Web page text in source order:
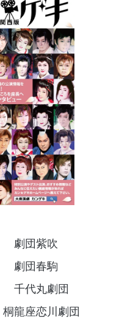
劇団紫吹
劇団春駒
千代丸劇団
桐龍座恋川劇団